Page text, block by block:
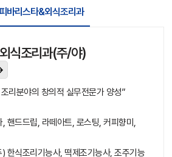
바리스타&외식조리과
식조리과(주/야)
리분야의 창의적 실무전문가 양성”
핸드드립, 라떼아트, 로스팅, 커피향미,
한식조리기능사, 떡제조기능사, 조주기능